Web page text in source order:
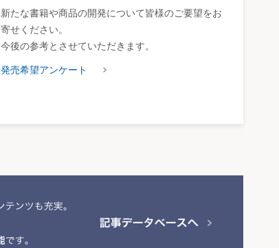
新たな書籍や商品の開発について皆様のご要望をお
寄せください。
今後の参考とさせていただきます。
発売希望アンケート